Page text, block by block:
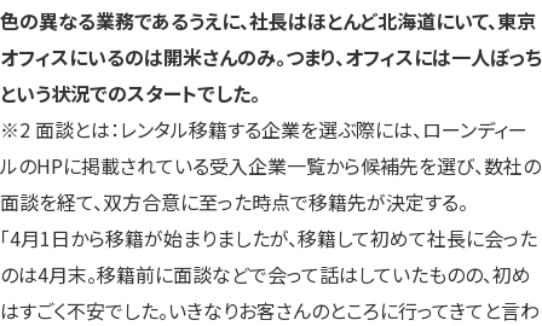
色の異なる業務であるうえに、社長はほとんど北海道にいて、東京
オフィスにいるのは開米さんのみ。つまり、オフィスには一人ぼっち
という状況でのスタートでした。
※2 面談とは：レンタル移籍する企業を選ぶ際には、ローンディー
ルのHPに掲載されている受入企業一覧から候補先を選び、数社の
面談を経て、双方合意に至った時点で移籍先が決定する。
「4月1日から移籍が始まりましたが、移籍して初めて社長に会った
のは4月末。移籍前に面談などで会って話はしていたものの、初め
はすごく不安でした。いきなりお客さんのところに行ってきてと言わ